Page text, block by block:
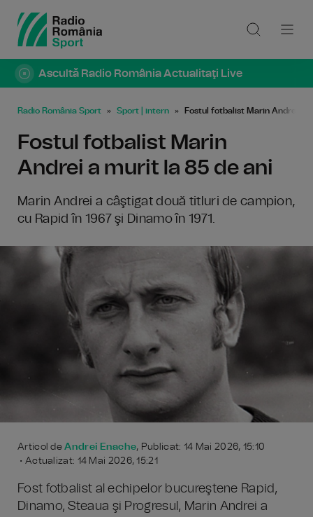
Ascultă Radio România Actualitaţi Live
Radio România Sport Sport | intern Fostul fotbalist Marin Andrei a
Fostul fotbalist Marin
Andrei a murit la 85 de ani
Marin Andrei a câştigat două titluri de campion,
cu Rapid în 1967 şi Dinamo în 1971.
Articol deAndrei Enache, Publicat: 14 Mai 2026, 15:10
• Actualizat: 14 Mai 2026, 15:21
Fost fotbalist al echipelor bucureştene Rapid,
Dinamo, Steaua şi Progresul, Marin Andrei a